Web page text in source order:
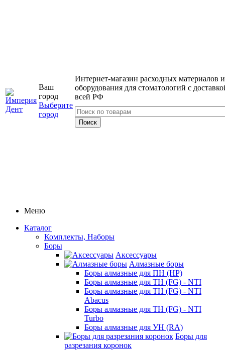
Ваш
город
Выберите
город
Интернет-магазин расходных материалов и
оборудования для стоматологий с
всей РФ
Меню
Каталог
Комплекты, Наборы
Боры
Аксессуары
Алмазные боры
Боры алмазные для ПН (HP)
Боры алмазные для ТН (FG) - NTI
Боры алмазные для ТН (FG) - NTI
Abacus
Боры алмазные для ТН (FG) - NTI
Turbo
Боры алмазные для УН (RA)
Боры для
разрезания коронок